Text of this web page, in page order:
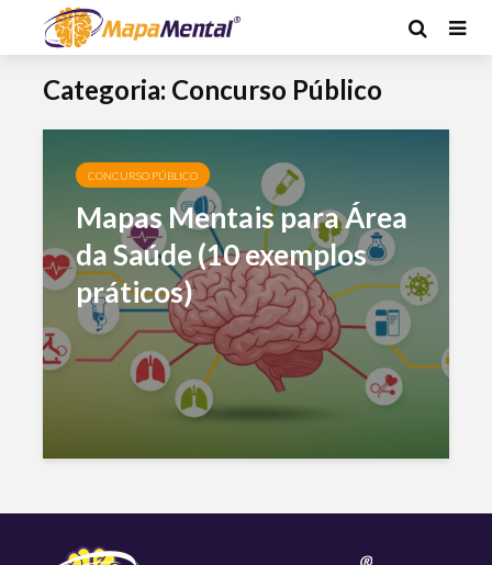
Categoria: Concurso Público
CONCURSO PÚBLICO
Mapas Mentais para Área
da Saúde (10 exemplos
práticos)